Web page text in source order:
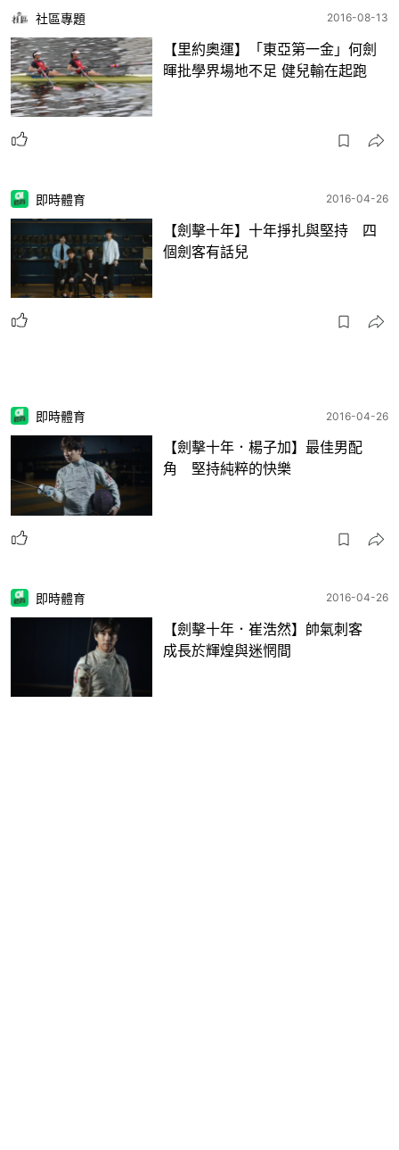
社區專題 2016-08-13
【里約奧運】「東亞第一金」何劍
暉批學界場地不足 健兒輸在起跑
即時體育 2016-04-26
【劍擊十年】十年掙扎與堅持 四
個劍客有話兒
即時體育 2016-04-26
【劍擊十年．楊子加】最佳男配
角 堅持純粹的快樂
即時體育 2016-04-26
【劍擊十年．崔浩然】帥氣刺客
成長於輝煌與迷惘間